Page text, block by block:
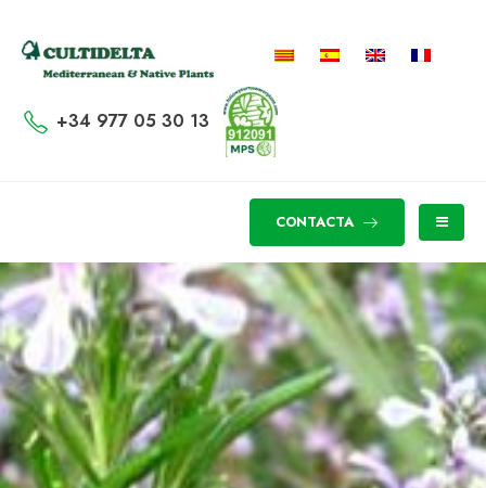
+34 977 05 30 13
CONTACTA